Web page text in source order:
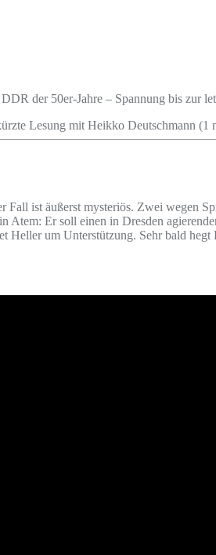
der 50er-Jahre – Spannung bis zur
Fall ist äußerst mysteriös. Zwei wegen
Atem: Er soll einen in Dresden
um Unterstützung. Sehr bald